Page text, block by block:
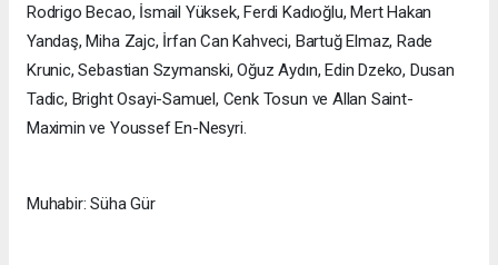
Rodrigo Becao, İsmail Yüksek, Ferdi Kadıoğlu, Mert Hakan
Yandaş, Miha Zajc, İrfan Can Kahveci, Bartuğ Elmaz, Rade
Krunic, Sebastian Szymanski, Oğuz Aydın, Edin Dzeko, Dusan
Tadic, Bright Osayi-Samuel, Cenk Tosun ve Allan Saint-
Maximin ve Youssef En-Nesyri.
Muhabir: Süha Gür